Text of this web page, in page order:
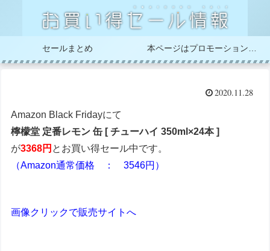
セールまとめ
2020.11.28
Amazon Black Fridayにて
檸檬堂 定番レモン 缶 [ チューハイ 350ml×24本 ]
が3368円 とお買い得セール中です。
（Amazon通常価格 ： 3546円）
画像クリックで販売サイトへ